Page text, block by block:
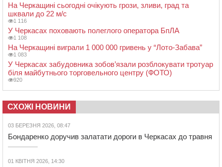
На Черкащині сьогодні очікують грози, зливи, град та
шквали до 22 м/с
1 116
У Черкасах поховають полеглого оператора БпЛА
1 108
На Черкащині виграли 1 000 000 гривень у “Лото-Забава”
1 083
У Черкасах забудовника зобов’язали розблокувати тротуар
біля майбутнього торговельного центру (ФОТО)
920
СХОЖІ НОВИНИ
03 БЕРЕЗНЯ 2026, 08:47
Бондаренко доручив залатати дороги в Черкасах до травня
01 КВІТНЯ 2026, 14:30